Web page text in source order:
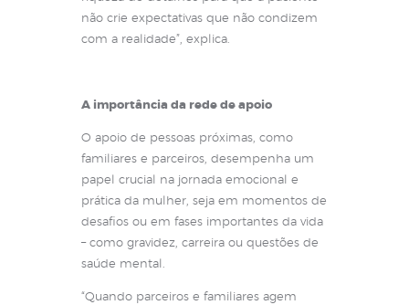
não crie expectativas que não condizem
com a realidade”, explica.
A importância da rede de apoio
O apoio de pessoas próximas, como
familiares e parceiros, desempenha um
papel crucial na jornada emocional e
prática da mulher, seja em momentos de
desafios ou em fases importantes da vida
– como gravidez, carreira ou questões de
saúde mental.
“Quando parceiros e familiares agem